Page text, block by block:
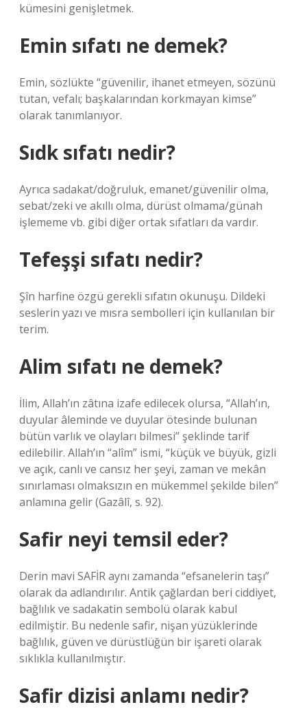
kümesini genişletmek.
Emin sıfatı ne demek?
Emin, sözlükte “güvenilir, ihanet etmeyen, sözünü
tutan, vefalı; başkalarından korkmayan kimse”
olarak tanımlanıyor.
Sıdk sıfatı nedir?
Ayrıca sadakat/doğruluk, emanet/güvenilir olma,
sebat/zeki ve akıllı olma, dürüst olmama/günah
işlememe vb. gibi diğer ortak sıfatları da vardır.
Tefeşşi sıfatı nedir?
Şîn harfine özgü gerekli sıfatın okunuşu. Dildeki
seslerin yazı ve mısra sembolleri için kullanılan bir
terim.
Alim sıfatı ne demek?
İlim, Allah’ın zâtına izafe edilecek olursa, “Allah’ın,
duyular âleminde ve duyular ötesinde bulunan
bütün varlık ve olayları bilmesi” şeklinde tarif
edilebilir. Allah’ın “alîm” ismi, “küçük ve büyük, gizli
ve açık, canlı ve cansız her şeyi, zaman ve mekân
sınırlaması olmaksızın en mükemmel şekilde bilen”
anlamına gelir (Gazâlî, s. 92).
Safir neyi temsil eder?
Derin mavi SAFİR aynı zamanda “efsanelerin taşı”
olarak da adlandırılır. Antik çağlardan beri ciddiyet,
bağlılık ve sadakatin sembolü olarak kabul
edilmiştir. Bu nedenle safir, nişan yüzüklerinde
bağlılık, güven ve dürüstlüğün bir işareti olarak
sıklıkla kullanılmıştır.
Safir dizisi anlamı nedir?